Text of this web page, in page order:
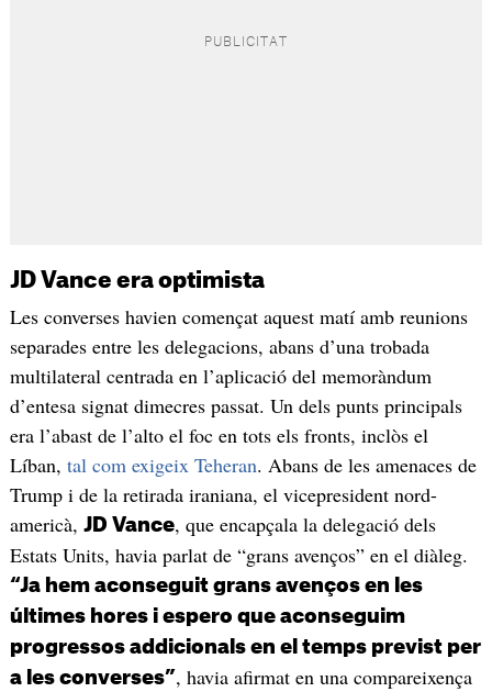
JD Vance era optimista
Les converses havien començat aquest matí amb reunions
separades entre les delegacions, abans d’una trobada
multilateral centrada en l’aplicació del memoràndum
d’entesa signat dimecres passat. Un dels punts principals
era l’abast de l’alto el foc en tots els fronts, inclòs el
Líban, tal com exigeix Teheran. Abans de les amenaces de
Trump i de la retirada iraniana, el vicepresident nord-
americà, JD Vance, que encapçala la delegació dels
Estats Units, havia parlat de “grans avenços” en el diàleg.
“Ja hem aconseguit grans avenços en les
últimes hores i espero que aconseguim
progressos addicionals en el temps previst per
a les converses”, havia afirmat en una compareixença